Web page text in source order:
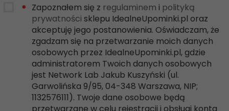
* Zapoznałem się z regulaminem i polityką
prywatności sklepu IdealneUpominki.pl oraz
akceptuję jego postanowienia. Oświadczam, że
zgadzam się na przetwarzanie moich danych
osobowych przez IdealneUpominki.pl, gdzie
administratorem Twoich danych osobowych
jest Network Lab Jakub Kuszyński (ul.
Garwolińska 9/95, 04-348 Warszawa, NIP;
1132576111). Twoje dane osobowe będą
przetwarzane w celu rejestracji i obsługi konta